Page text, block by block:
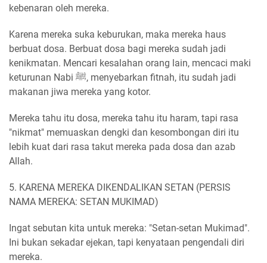
kebenaran oleh mereka.
Karena mereka suka keburukan, maka mereka haus
berbuat dosa. Berbuat dosa bagi mereka sudah jadi
kenikmatan. Mencari kesalahan orang lain, mencaci maki
keturunan Nabi ﷺ, menyebarkan fitnah, itu sudah jadi
makanan jiwa mereka yang kotor.
Mereka tahu itu dosa, mereka tahu itu haram, tapi rasa
"nikmat" memuaskan dengki dan kesombongan diri itu
lebih kuat dari rasa takut mereka pada dosa dan azab
Allah.
5. KARENA MEREKA DIKENDALIKAN SETAN (PERSIS
NAMA MEREKA: SETAN MUKIMAD)
Ingat sebutan kita untuk mereka: "Setan-setan Mukimad".
Ini bukan sekadar ejekan, tapi kenyataan pengendali diri
mereka.